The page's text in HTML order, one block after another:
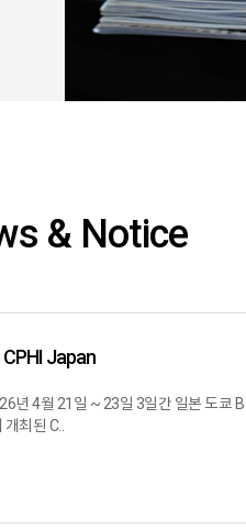
& Notice
Japan
년 4월 21일 ~ 23일 3일간 일본 도쿄 B
최된 C..